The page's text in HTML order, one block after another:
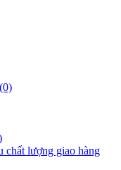
chất lượng giao hàng